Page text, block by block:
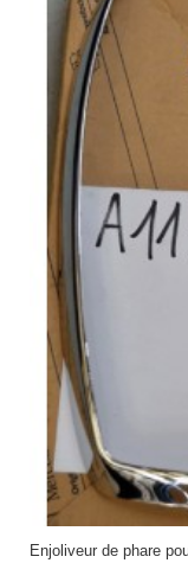
Enjoliveur de phare